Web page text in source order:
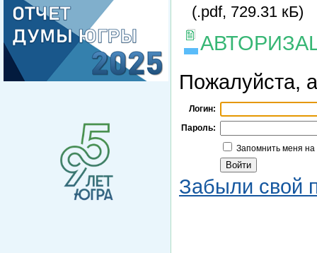
(.pdf, 729.31 кБ)
Пожалуйста,
Логин:
Пароль:
Запомнить меня
Забыли свой